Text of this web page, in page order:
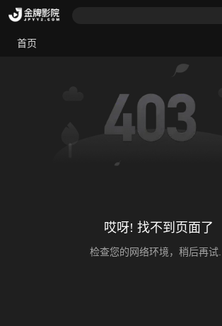
首页
哎呀! 找不到页面了
检查您的网络环境，稍后再试...